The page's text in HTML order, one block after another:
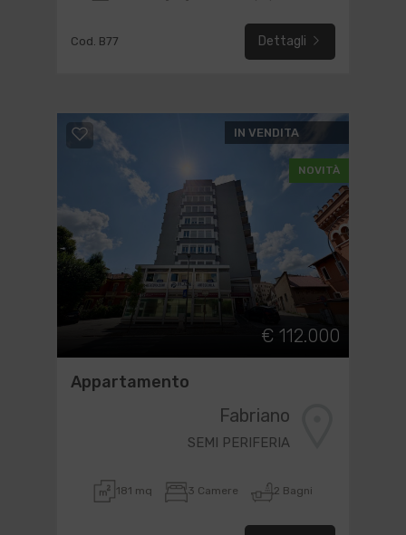
Cod. B77 Dettagli
IN VENDITA
NOVITÀ
€ 112.000
Appartamento
Fabriano
SEMI PERIFERIA
181 mq 3 Camere 2 Bagni